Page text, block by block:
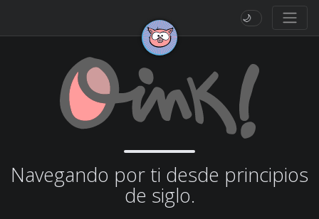
🌙
Navegando por ti desde principios
de siglo.